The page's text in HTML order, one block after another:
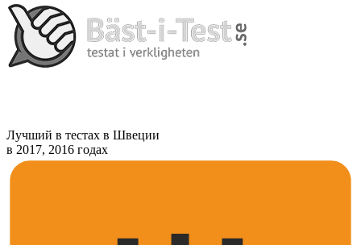
Лучший в тестах в Швеции
в 2017, 2016 годах